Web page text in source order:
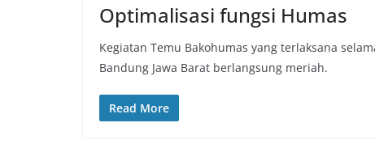
Optimalisasi fungsi Humas
Kegiatan Temu Bakohumas yang terlaksana
Bandung Jawa Barat berlangsung meriah.
Read More